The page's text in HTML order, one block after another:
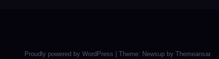
Proudly powered by WordPress Theme: Newsup by Themeansar.